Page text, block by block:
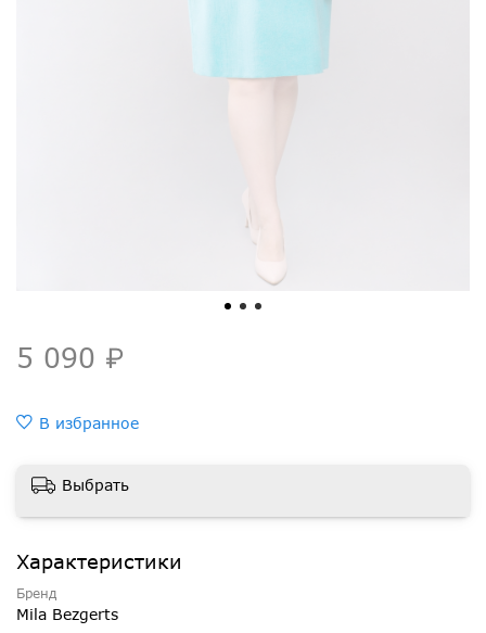
5 090 ₽
В избранное
Выбрать
Характеристики
Бренд
Mila Bezgerts